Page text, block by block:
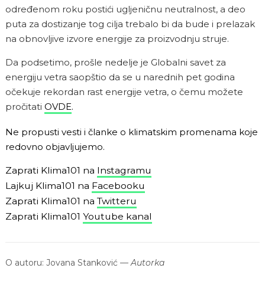
određenom roku postići ugljeničnu neutralnost, a deo
puta za dostizanje tog cilja trebalo bi da bude i prelazak
na obnovljive izvore energije za proizvodnju struje.
Da podsetimo, prošle nedelje je Globalni savet za
energiju vetra saopštio da se u narednih pet godina
očekuje rekordan rast energije vetra, o čemu možete
pročitati OVDE.
Ne propusti vesti i članke o klimatskim promenama koje
redovno objavljujemo.
Zaprati Klima101 na Instagramu
Lajkuj Klima101 na Facebooku
Zaprati Klima101 na Twitteru
Zaprati Klima101 Youtube kanal
O autoru: Jovana Stanković —Autorka